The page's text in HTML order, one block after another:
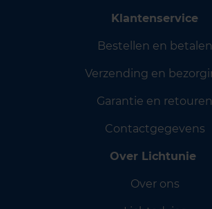
Klantenservice
Bestellen en betalen
Verzending en
Garantie en retouren
Contactgegevens
Over Lichtunie
Over ons